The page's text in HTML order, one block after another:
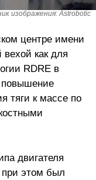
изображения: Astrobotic
центре имени
как для
RDRE в
тяги к массе по
двигателя
при этом был